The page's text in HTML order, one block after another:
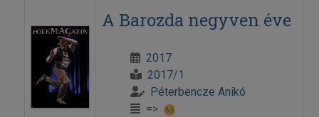
A Barozda negyven éve
2017
2017/1
Péterbencze Anikó
=>